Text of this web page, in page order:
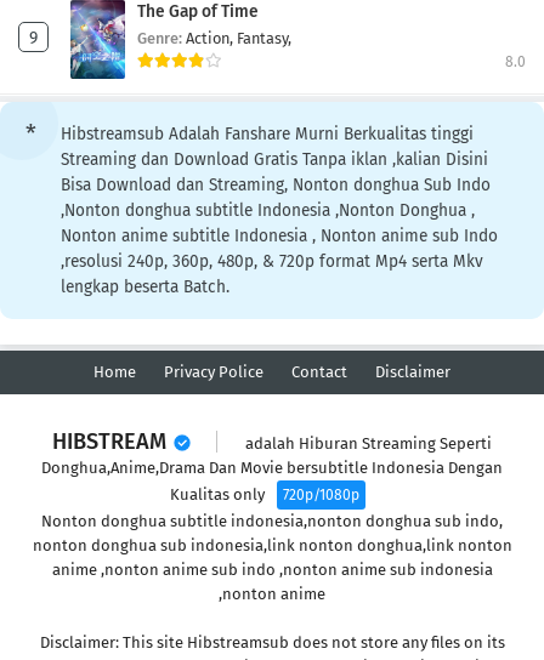
The Gap of Time
Genre: Action, Fantasy,
8.0
Hibstreamsub Adalah Fanshare Murni Berkualitas tinggi
Streaming dan Download Gratis Tanpa iklan ,kalian Disini
Bisa Download dan Streaming, Nonton donghua Sub Indo
,Nonton donghua subtitle Indonesia ,Nonton Donghua ,
Nonton anime subtitle Indonesia , Nonton anime sub Indo
,resolusi 240p, 360p, 480p, & 720p format Mp4 serta Mkv
lengkap beserta Batch.
Home Privacy Police Contact Disclaimer
HIBSTREAM
adalah Hiburan Streaming Seperti
Donghua,Anime,Drama Dan Movie bersubtitle Indonesia Dengan
Kualitas only
720p/1080p
Nonton donghua subtitle indonesia,nonton donghua sub indo,
nonton donghua sub indonesia,link nonton donghua,link nonton
anime ,nonton anime sub indo ,nonton anime sub indonesia
,nonton anime
Disclaimer: This site Hibstreamsub does not store any files on its